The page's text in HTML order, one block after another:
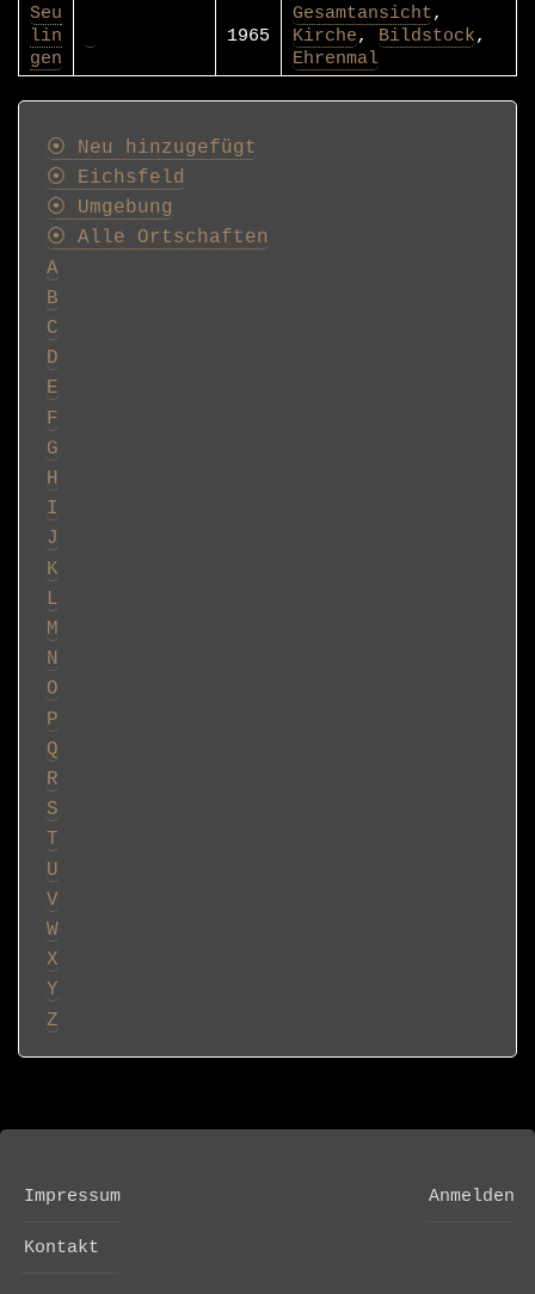
Seu
lin
gen
1965
Gesamtansicht,
Kirche, Bildstock,
Ehrenmal
Postkarten
⦿ Neu hinzugefügt
⦿ Eichsfeld
⦿ Umgebung
⦿ Alle Ortschaften
A
B
C
D
E
F
G
H
I
J
K
L
M
N
O
P
Q
R
S
T
U
V
W
X
Y
Z
FOOTER
Impressum
Kontakt
USER
Anmelden